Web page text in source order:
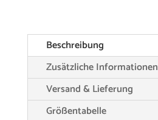
Beschreibung
Zusätzliche Informationen
Versand & Lieferung
Größentabelle